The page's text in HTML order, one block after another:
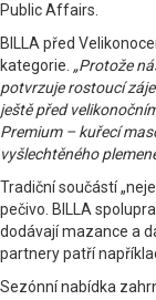
Public Affairs.
BILLA před
kategorie. „Protože
potvrzuje rostoucí
ještě před
Premium – kuřecí
vyšlechtěného
Tradiční součástí
pečivo. BILLA
dodávají mazance a
partnery patří
Sezónní nabídka